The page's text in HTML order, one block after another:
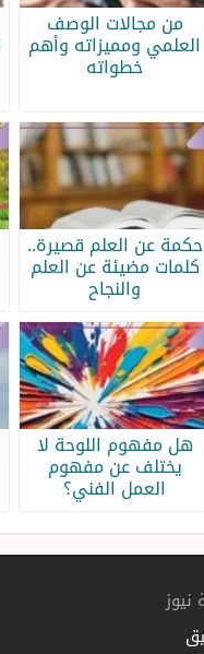
من مجالات الوصف
العلمي ومميزاته وأهم
خطواته
حكمة عن العلم قصيرة..
كلمات مضيئة عن العلم
والنجاح
هل مفهوم اللوحة لا
يختلف عن مفهوم
العمل الفني؟